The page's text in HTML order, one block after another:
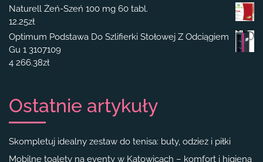
Naturell Żeń-Szeń 100 mg 60 tabl.
12.25zł
Optimum Podstawa Do Szlifierki Stołowej Z Odciągiem
Gu 1 3107109
4 266.38zł
Ostatnie artykuły
Skompletuj idealny zestaw do tenisa: buty, odzież i piłki
Mobilne toalety na eventy w Katowicach – komfort i higiena